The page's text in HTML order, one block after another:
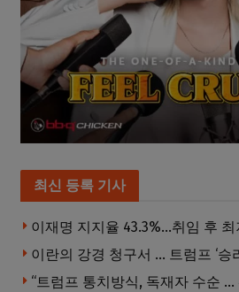
최신 등록 기사
이재명 지지율 43.3%…취임 후 최
이란의 강경 청구서 … 트럼프 ‘승
“트럼프 통치방식, 독재자 수순 …